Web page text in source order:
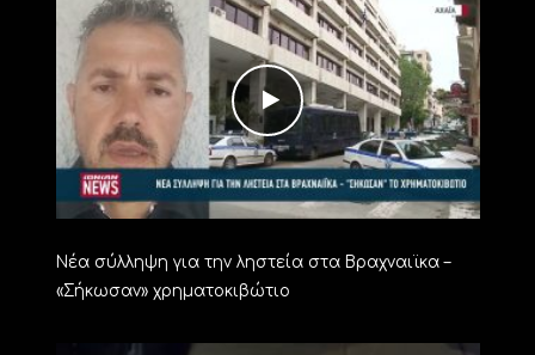
Νέα σύλληψη για την ληστεία στα Βραχναιϊκα –
«Σήκωσαν» χρηματοκιβώτιο